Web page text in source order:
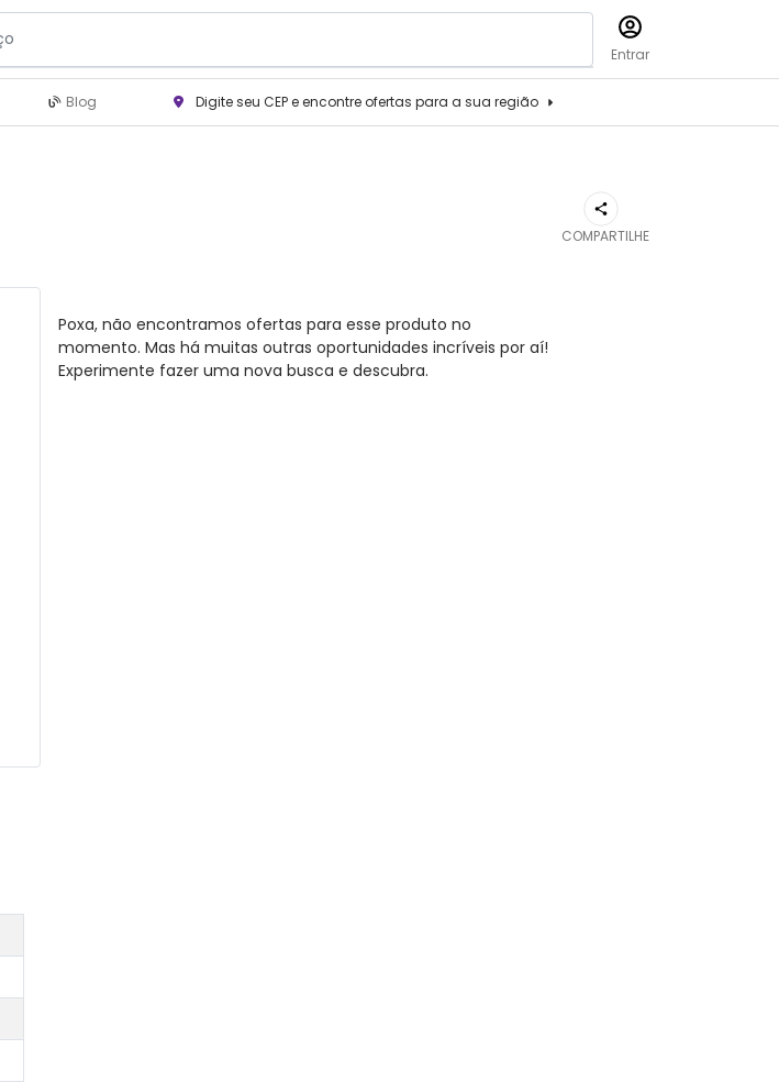
Entrar
Blog Digite seu CEP e encontre ofertas para a sua região
COMPARTILHE
Poxa, não encontramos ofertas para esse produto no
momento. Mas há muitas outras oportunidades incríveis por aí!
Experimente fazer uma nova busca e descubra.